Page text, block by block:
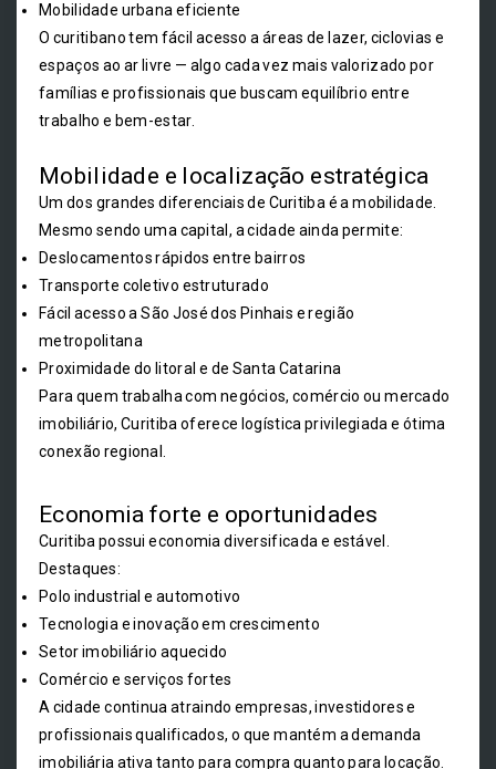
Mobilidade urbana eficiente
O curitibano tem fácil acesso a áreas de lazer, ciclovias e
espaços ao ar livre — algo cada vez mais valorizado por
famílias e profissionais que buscam equilíbrio entre
trabalho e bem-estar.
Mobilidade e localização estratégica
Um dos grandes diferenciais de Curitiba é a mobilidade.
Mesmo sendo uma capital, a cidade ainda permite:
Deslocamentos rápidos entre bairros
Transporte coletivo estruturado
Fácil acesso a São José dos Pinhais e região
metropolitana
Proximidade do litoral e de Santa Catarina
Para quem trabalha com negócios, comércio ou mercado
imobiliário, Curitiba oferece logística privilegiada e ótima
conexão regional.
Economia forte e oportunidades
Curitiba possui economia diversificada e estável.
Destaques:
Polo industrial e automotivo
Tecnologia e inovação em crescimento
Setor imobiliário aquecido
Comércio e serviços fortes
A cidade continua atraindo empresas, investidores e
profissionais qualificados, o que mantém a demanda
imobiliária ativa tanto para compra quanto para locação.